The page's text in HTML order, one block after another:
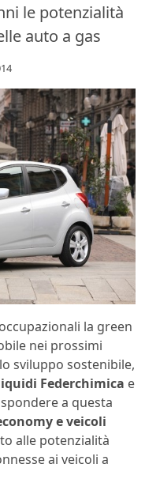
le potenzialità
auto a gas
la green
nei prossimi
sviluppo sostenibile,
Federchimica e
a questa
e veicoli
alle potenzialità
ai veicoli a